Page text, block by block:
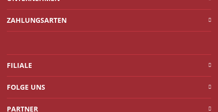
ZAHLUNGSARTEN
FILIALE
FOLGE UNS
PARTNER